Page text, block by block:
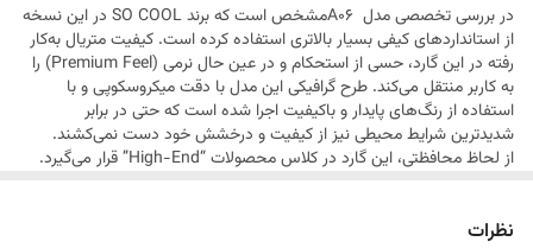
در بررسی تخصصی مدل A06مشخص است که برند SO COOL در این نسخه
از استانداردهای کیفی بسیار بالاتری استفاده کرده است. کیفیت متریال به‌کار
رفته در این گارد، حسی از استحکام و در عین حال نرمی (Premium Feel) را
به کاربر منتقل می‌کند. طرح گرافیکی این مدل با دقت میکروسکوپی و با
استفاده از رنگ‌های پایدار و باکیفیت اجرا شده است که حتی در برابر
شدیدترین شرایط محیطی نیز از کیفیت و درخشش خود دست نمی‌کشند.
از لحاظ محافظتی، این گارد در کلاس محصولات “High-End” قرار می‌گیرد.
قطعات داخلی جلوگیری کند. لبه‌های اطراف نمایشگر و ماژول دوربین به
نظرات